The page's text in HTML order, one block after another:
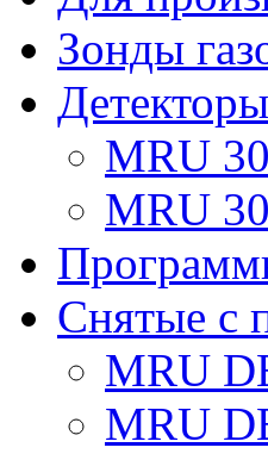
Зонды
MRU
MRU
Снятые с
MRU
MRU